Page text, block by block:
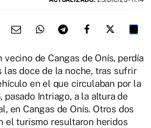
vecino de Cangas de Onís, perdía
las doce de la noche, tras sufrir
en el que circulaban por la
pasado Intriago, a la altura de
en Cangas de Onís. Otros dos
el turismo resultaron heridos